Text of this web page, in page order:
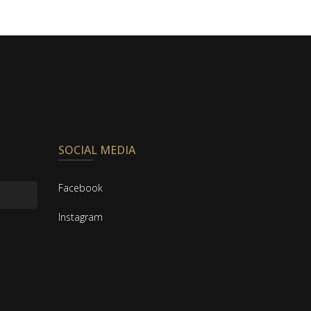
SOCIAL MEDIA
Facebook
Instagram